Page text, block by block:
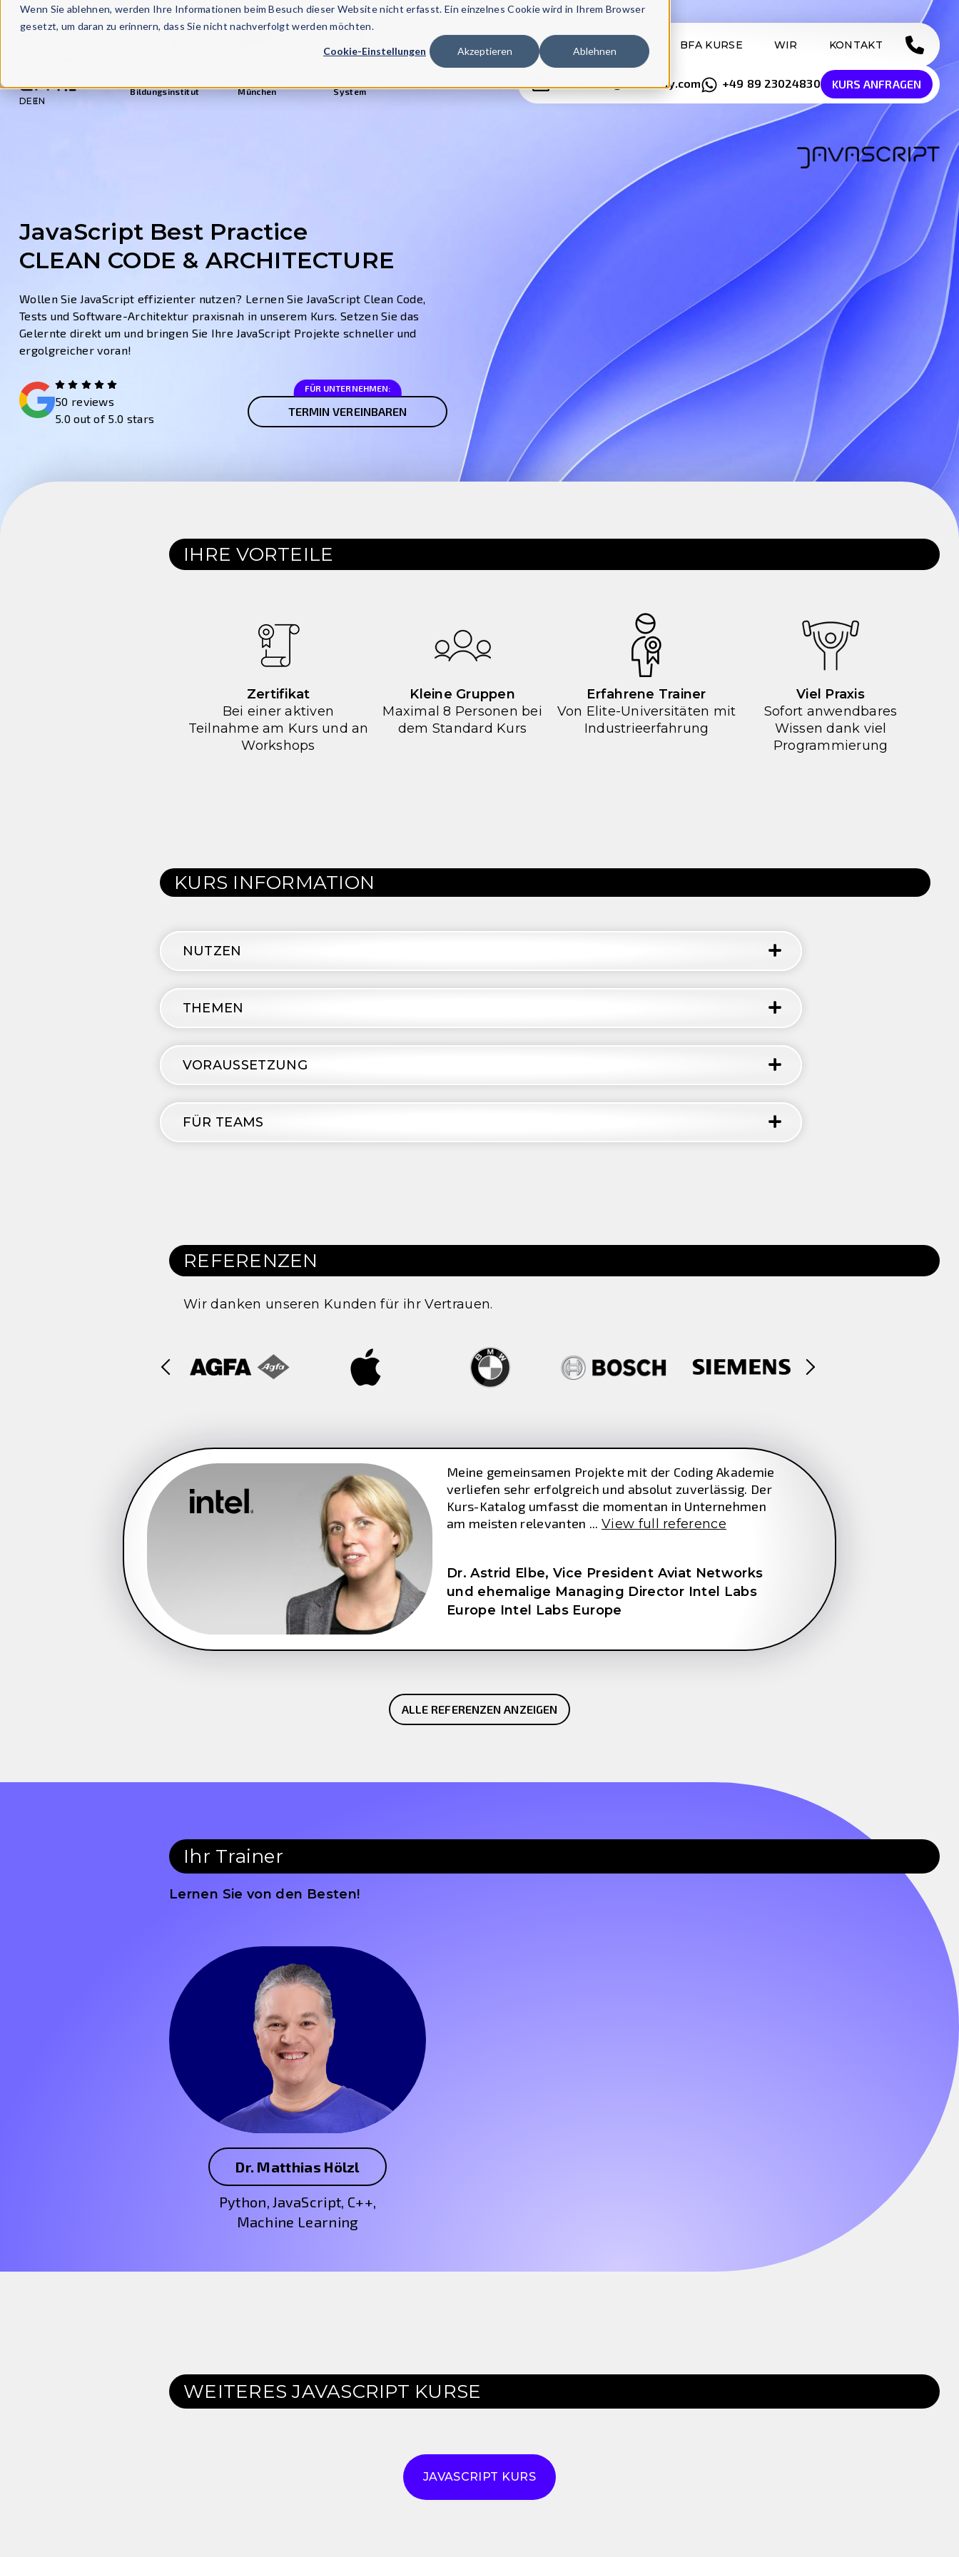
Wenn Sie ablehnen, werden Ihre Informationen beim Besuch dieser Website nicht erfasst. Ein einzelnes Cookie wird in Ihrem Browser
gesetzt, um daran zu erinnern, dass Sie nicht nachverfolgt werden möchten.
Cookie-Einstellungen Akzeptieren Ablehnen
DEEN
Bildungsinstitut
München
System
START KURSE BFA KURSE WIR KONTAKT
info@coding-academy.com +49 89 23024830 KURS ANFRAGEN
JavaScript Best Practice
CLEAN CODE & ARCHITECTURE
Wollen Sie JavaScript effizienter nutzen? Lernen Sie JavaScript Clean Code,
Tests und Software-Architektur praxisnah in unserem Kurs. Setzen Sie das
Gelernte direkt um und bringen Sie Ihre JavaScript Projekte schneller und
ergolgreicher voran!
50 reviews
5.0 out of 5.0 stars
FÜR UNTERNEHMEN:
TERMIN VEREINBAREN
IHRE VORTEILE
Zertifikat
Bei einer aktiven
Teilnahme am Kurs und an
Workshops
Kleine Gruppen
Maximal 8 Personen bei
dem Standard Kurs
Erfahrene Trainer
Von Elite-Universitäten mit
Industrieerfahrung
Viel Praxis
Sofort anwendbares
Wissen dank viel
Programmierung
KURS INFORMATION
NUTZEN
THEMEN
VORAUSSETZUNG
FÜR TEAMS
REFERENZEN
Wir danken unseren Kunden für ihr Vertrauen.
Meine gemeinsamen Projekte mit der Coding Akademie
verliefen sehr erfolgreich und absolut zuverlässig. Der
Kurs-Katalog umfasst die momentan in Unternehmen
am meisten relevanten ... View full reference
Dr. Astrid Elbe, Vice President Aviat Networks
und ehemalige Managing Director Intel Labs
Europe Intel Labs Europe
ALLE REFERENZEN ANZEIGEN
Ihr Trainer
Lernen Sie von den Besten!
Dr. Matthias Hölzl
Python, JavaScript, C++,
Machine Learning
WEITERESJAVASCRIPT KURSE
JAVASCRIPT KURS